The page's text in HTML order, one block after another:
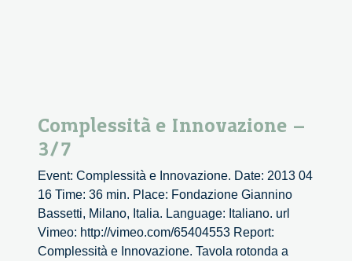
Complessità e Innovazione –
3/7
Event: Complessità e Innovazione. Date: 2013 04
16 Time: 36 min. Place: Fondazione Giannino
Bassetti, Milano, Italia. Language: Italiano. url
Vimeo: http://vimeo.com/65404553 Report:
Complessità e Innovazione. Tavola rotonda a